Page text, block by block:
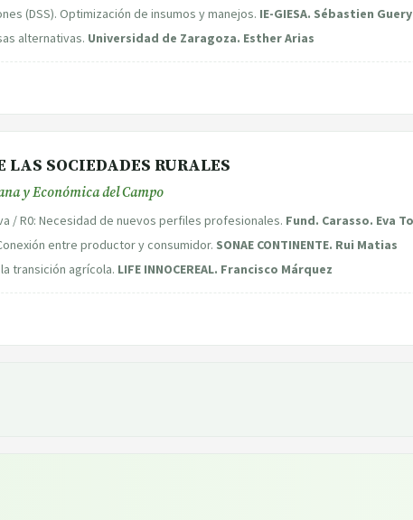
(DSS). Optimización de insumos y manejos. IE-GIESA. Sébastien Guery
alternativas. Universidad de Zaragoza. Esther Arias
LAS SOCIEDADES RURALES
y Económica del Campo
/ R0: Necesidad de nuevos perfiles profesionales. Fund. Carasso. Eva
entre productor y consumidor. SONAE CONTINENTE. Rui Matias
transición agrícola. LIFE INNOCEREAL. Francisco Márquez